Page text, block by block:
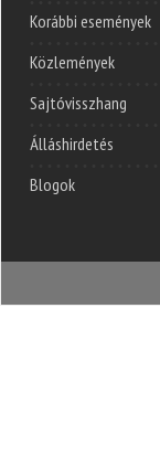
Korábbi események
Közlemények
Sajtóvisszhang
Álláshirdetés
Blogok